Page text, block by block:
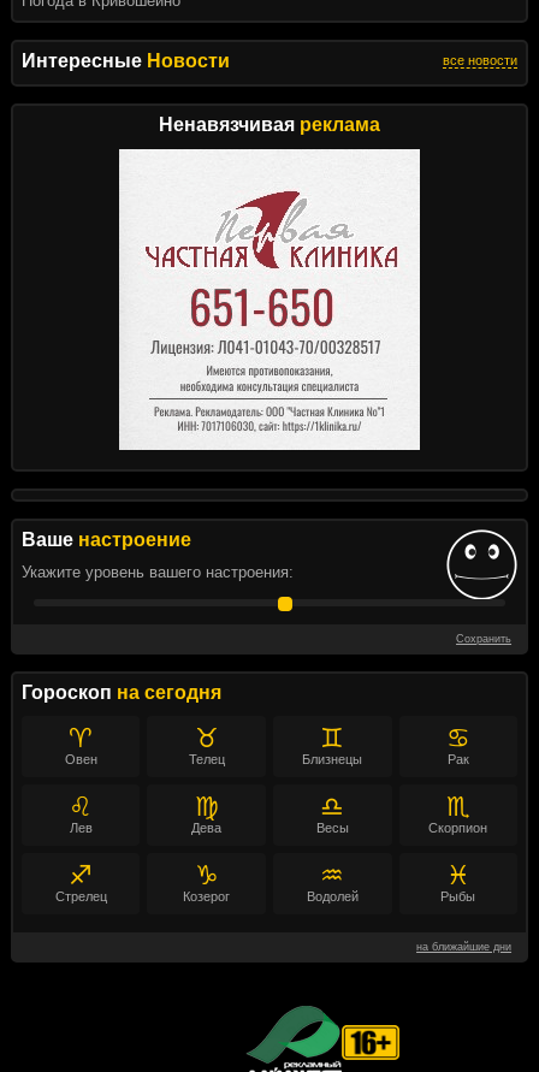
Интересные Новости все новости
Ненавязчивая реклама
Ваше настроение
Укажите уровень вашего настроения:
Сохранить
Гороскоп на сегодня
♈
Овен
♉
Телец
♊
Близнецы
♋
Рак
♌
Лев
♍
Дева
♎
Весы
♏
Скорпион
♐
Стрелец
♑
Козерог
♒
Водолей
♓
Рыбы
на ближайшие дни